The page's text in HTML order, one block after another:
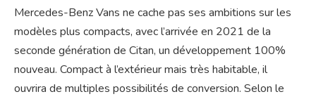
Mercedes-Benz Vans ne cache pas ses ambitions sur les
modèles plus compacts, avec l’arrivée en 2021 de la
seconde génération de Citan, un développement 100%
nouveau. Compact à l’extérieur mais très habitable, il
ouvrira de multiples possibilités de conversion. Selon le